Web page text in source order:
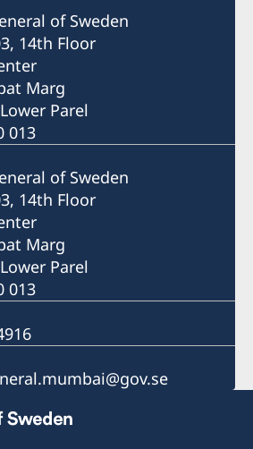
of Sweden
14th Floor
Marg
Parel
013
of Sweden
14th Floor
Marg
Parel
013